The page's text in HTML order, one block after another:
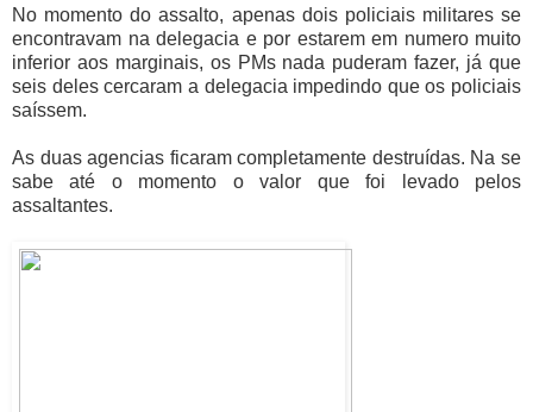
No momento do assalto, apenas dois policiais militares se
encontravam na delegacia e por estarem em numero muito
inferior aos marginais, os PMs nada puderam fazer, já que
seis deles cercaram a delegacia impedindo que os policiais
saíssem.
As duas agencias ficaram completamente destruídas. Na se
sabe até o momento o valor que foi levado pelos
assaltantes.